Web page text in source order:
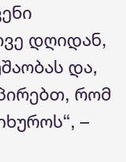
დღიდან,
და,
რომ
–